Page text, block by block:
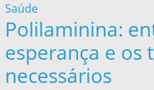
Saúde
Polilaminina:
esperança e os
necessários